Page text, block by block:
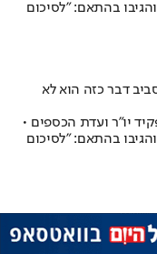
בהתאם: "לסיכום
דבר כזה הוא לא
יו"ר ועדת הכספים •
בהתאם: "לסיכום